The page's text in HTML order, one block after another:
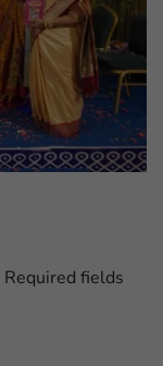
Required fields